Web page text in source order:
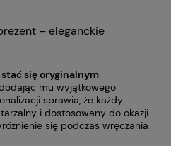
– eleganckie
się oryginalnym
mu wyjątkowego
sprawia, że każdy
i dostosowany do okazji.
się podczas wręczania